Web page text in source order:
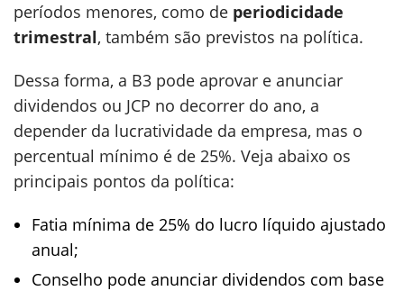
períodos menores, como de periodicidade
trimestral, também são previstos na política.
Dessa forma, a B3 pode aprovar e anunciar
dividendos ou JCP no decorrer do ano, a
depender da lucratividade da empresa, mas o
percentual mínimo é de 25%. Veja abaixo os
principais pontos da política:
Fatia mínima de 25% do lucro líquido ajustado
anual;
Conselho pode anunciar dividendos com base